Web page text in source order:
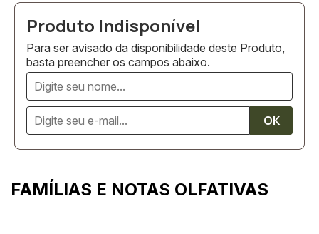
Para ser avisado da disponibilidade deste Produto,
basta preencher os campos abaixo.
FAMÍLIAS E NOTAS OLFATIVAS